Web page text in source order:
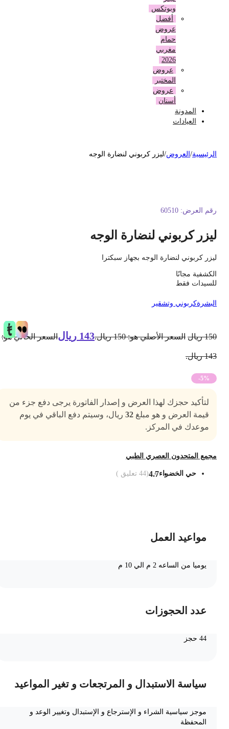
وبوتكس
أفضل
عروض
حمام
مغربي
عروض
المختبر
عروض
أسنان
المدونة
العيادات
/العروض ليزر كربوني لنضارة الوجه
العرض: 60510
كربوني لنضارة الوجه
كربوني لنضارة الوجه بجهاز سبكترا
مجانًا
فقط
كربوني وتشقير
ريال السعر الأصلي هو: 150 ريال. 143 ريال السعر الحالي هو:
-5%
لتأكيد حجزك لهذا العرض و إصدار الفاتورة يرجى دفع جزء من
قيمة العرض و هو مبلغ32ريال، وسيتم دفع الباقي في يوم
موعدك في المركز.
المتحدون العصري الطبي
حي الخضراء4.7
(
44تعليق )
مواعيد العمل
يوميا من الساعه 2 م الي 10 م
عدد الحجوزات
سياسة الاستبدال و المرتجعات و تغير المواعيد
موجز سياسية الشراء و الإسترجاع و الإستبدال وتغيير الوعد و
المحفظة